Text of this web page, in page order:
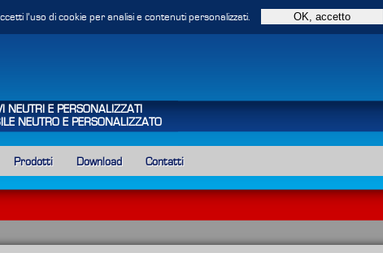
l’uso di cookie per analisi e contenuti personalizzati.
NEUTRI E PERSONALIZZATI
NEUTRO E PERSONALIZZATO
Prodotti Download Contatti